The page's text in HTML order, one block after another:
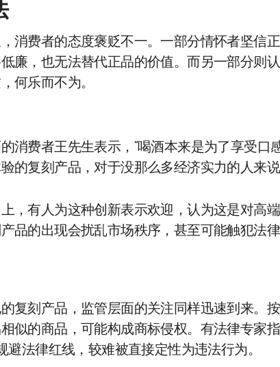
消费者的态度褒贬不一。一部分情怀者坚信
廉，也无法替代正品的价值。而另一部分则
何乐而不为。
消费者王先生表示，“喝酒本来是为了享受口
的复刻产品，对于没那么多经济实力的人来说
，有人为这种创新表示欢迎，认为这是对高
品的出现会扰乱市场秩序，甚至可能触犯法律
复刻产品，监管层面的关注同样迅速到来。
似的商品，可能构成商标侵权。有法律专家
避法律红线，较难被直接定性为违法行为。